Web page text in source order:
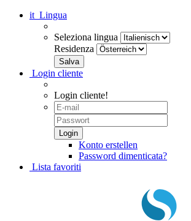
it Lingua
Seleziona lingua
Residenza
Login cliente
Login cliente!
Konto erstellen
Password dimenticata?
Lista favoriti